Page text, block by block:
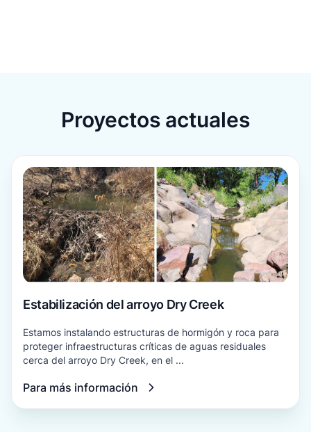
Proyectos actuales
Estabilización del arroyo Dry Creek
Estamos instalando estructuras de hormigón y roca para
proteger infraestructuras críticas de aguas residuales
cerca del arroyo Dry Creek, en el ...
Para más información
Para más información